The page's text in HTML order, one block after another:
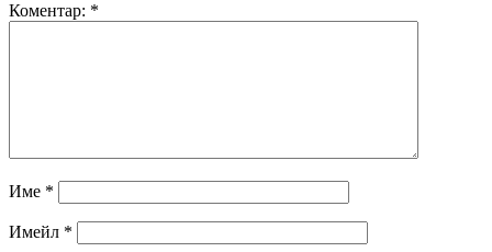
Коментар: *
Име *
Имейл *